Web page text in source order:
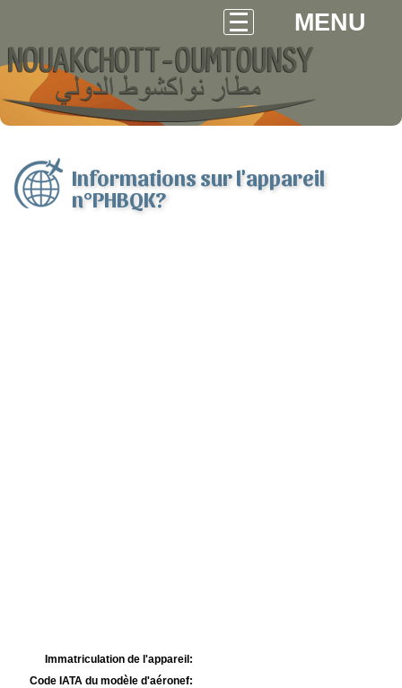
MENU
Informations sur l'appareil
n°PHBQK?
Immatriculation de l'appareil:
Code IATA du modèle d'aéronef: